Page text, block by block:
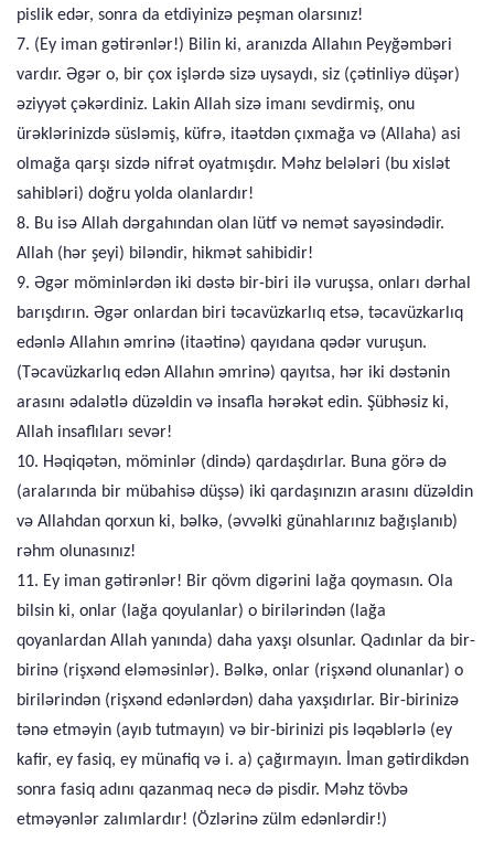
pislik edər, sonra da etdiyinizə peşman olarsınız!
7. (Ey iman gətirənlər!) Bilin ki, aranızda Allahın Peyğəmbəri
vardır. Əgər o, bir çox işlərdə sizə uysaydı, siz (çətinliyə düşər)
əziyyət çəkərdiniz. Lakin Allah sizə imanı sevdirmiş, onu
ürəklərinizdə süsləmiş, küfrə, itaətdən çıxmağa və (Allaha) asi
olmağa qarşı sizdə nifrət oyatmışdır. Məhz belələri (bu xislət
sahibləri) doğru yolda olanlardır!
8. Bu isə Allah dərgahından olan lütf və nemət sayəsindədir.
Allah (hər şeyi) biləndir, hikmət sahibidir!
9. Əgər möminlərdən iki dəstə bir-biri ilə vuruşsa, onları dərhal
barışdırın. Əgər onlardan biri təcavüzkarlıq etsə, təcavüzkarlıq
edənlə Allahın əmrinə (itaətinə) qayıdana qədər vuruşun.
(Təcavüzkarlıq edən Allahın əmrinə) qayıtsa, hər iki dəstənin
arasını ədalətlə düzəldin və insafla hərəkət edin. Şübhəsiz ki,
Allah insaflıları sevər!
10. Həqiqətən, möminlər (dində) qardaşdırlar. Buna görə də
(aralarında bir mübahisə düşsə) iki qardaşınızın arasını düzəldin
və Allahdan qorxun ki, bəlkə, (əvvəlki günahlarınız bağışlanıb)
rəhm olunasınız!
11. Ey iman gətirənlər! Bir qövm digərini lağa qoymasın. Ola
bilsin ki, onlar (lağa qoyulanlar) o birilərindən (lağa
qoyanlardan Allah yanında) daha yaxşı olsunlar. Qadınlar da bir-
birinə (rişxənd eləməsinlər). Bəlkə, onlar (rişxənd olunanlar) o
birilərindən (rişxənd edənlərdən) daha yaxşıdırlar. Bir-birinizə
tənə etməyin (ayıb tutmayın) və bir-birinizi pis ləqəblərlə (ey
kafir, ey fasiq, ey münafiq və i. a) çağırmayın. İman gətirdikdən
sonra fasiq adını qazanmaq necə də pisdir. Məhz tövbə
etməyənlər zalımlardır! (Özlərinə zülm edənlərdir!)